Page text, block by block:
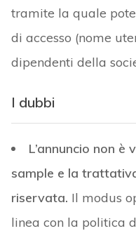
tramite la quale
di accesso (nome
dipendenti della
I dubbi
L’annuncio non è
sample e la
riservata. Il modus
linea con la politica